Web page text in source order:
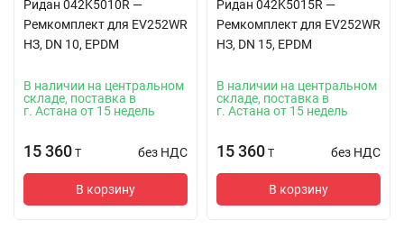
Ридан 042K5010R —
Ремкомплект для EV252WR
НЗ, DN 10, EPDM
В наличии на центральном
складе, поставка в
г. Астана от 15 недель
15 360 T без НДС
В корзину
Ридан 042K5015R —
Ремкомплект для EV252WR
НЗ, DN 15, EPDM
В наличии на центральном
складе, поставка в
г. Астана от 15 недель
15 360 T без НДС
В корзину